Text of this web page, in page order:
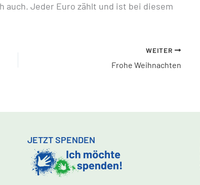
auch. Jeder Euro zählt und ist bei diesem
WEITER
Frohe Weihnachten
JETZT SPENDEN